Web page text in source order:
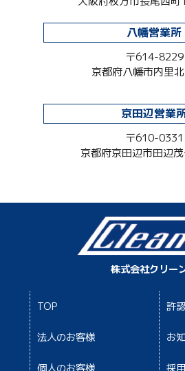
八幡営業所
〒614-8229
京都府八幡市内里
京田辺営業
〒610-0331
京都府京田辺市田辺
株式会社クリー
TOP
法人のお客様
許
お